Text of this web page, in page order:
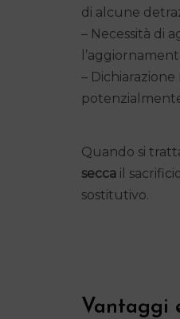
di alcune
– Necessità di
–
Quando si
secca il
sostitutivo.
Vantaggi